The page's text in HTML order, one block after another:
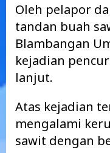
Oleh pelapor
tandan buah
Blambangan
kejadian
lanjut.
Atas kejadian
mengalami
sawit dengan